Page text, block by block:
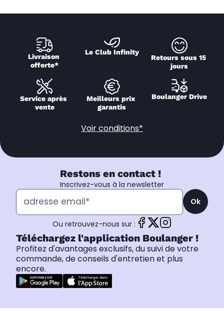
Livraison
offerte*
Le Club Infinity
Retours sous 15
jours
Service après
vente
Meilleurs prix
garantis
Boulanger Drive
Voir conditions*
Restons en contact !
Inscrivez-vous à la newsletter
Ok
Ou retrouvez-nous sur :
Téléchargez l'application Boulanger !
Profitez d'avantages exclusifs, du suivi de votre
commande, de conseils d'entretien et plus
encore.